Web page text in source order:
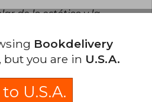
de lo estético y la
acaba de llegar. Para
lento su llegada. Pero el
Bookdelivery
, but you are in U.S.A.
U.S.A.